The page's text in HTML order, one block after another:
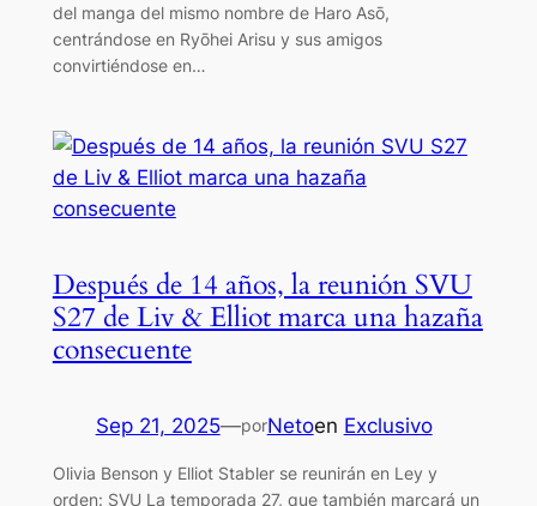
del manga del mismo nombre de Haro Asō,
centrándose en Ryōhei Arisu y sus amigos
convirtiéndose en…
Después de 14 años, la reunión SVU
S27 de Liv & Elliot marca una hazaña
consecuente
Sep 21, 2025—porNetoen Exclusivo
Olivia Benson y Elliot Stabler se reunirán en Ley y
orden: SVU La temporada 27, que también marcará un